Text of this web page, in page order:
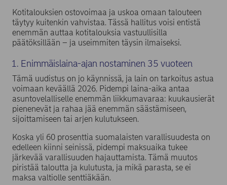
Kotitalouksien ostovoimaa ja uskoa omaan talouteen
täytyy kuitenkin vahvistaa. Tässä hallitus voisi entistä
enemmän auttaa kotitalouksia vastuullisilla
päätöksillään – ja useimmiten täysin ilmaiseksi.
1. Enimmäislaina-ajan nostaminen 35 vuoteen
Tämä uudistus on jo käynnissä, ja lain on tarkoitus astua
voimaan keväällä 2026. Pidempi laina-aika antaa
asuntovelalliselle enemmän liikkumavaraa: kuukausierät
pienenevät ja rahaa jää enemmän säästämiseen,
sijoittamiseen tai arjen kulutukseen.
Koska yli 60 prosenttia suomalaisten varallisuudesta on
edelleen kiinni seinissä, pidempi maksuaika tukee
järkevää varallisuuden hajauttamista. Tämä muutos
piristää taloutta ja kulutusta, ja mikä parasta, se ei
maksa valtiolle senttiäkään.